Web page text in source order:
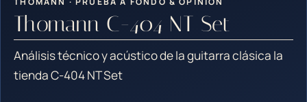
Thomann C-404 NT Set
Análisis técnico y acústico de la guitarra clásica la
tienda C-404 NT Set